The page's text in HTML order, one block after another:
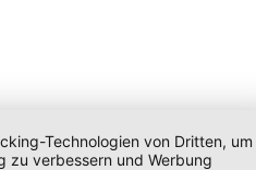
Technologien von Dritten, um
zu verbessern und Werbung